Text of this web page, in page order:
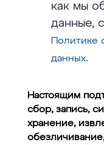
как мы
данные,
Политике
данных.
Настоящим
сбор, запись,
хранение,